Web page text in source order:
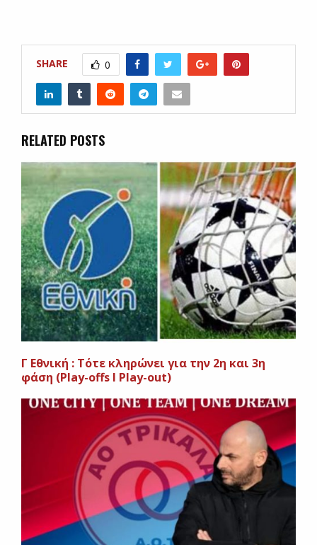
SHARE 0
RELATED POSTS
Γ Εθνική : Τότε κληρώνει για την 2η και 3η
φάση (Play-offs I Play-out)